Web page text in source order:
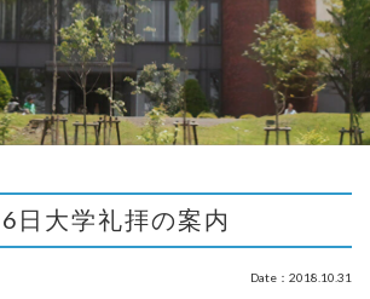
日大学礼拝の案内
Date：2018.10.31